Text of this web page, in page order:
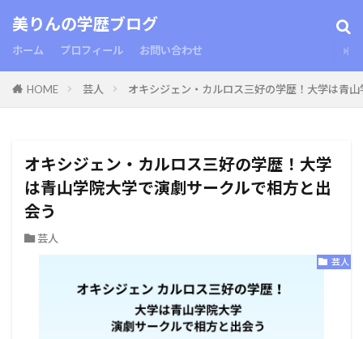
美りんの学歴ブログ
ホーム プロフィール お問い合わせ
HOME 芸人 オキシジェン・カルロス三好の学歴！大学は青
オキシジェン・カルロス三好の学歴！大学
は青山学院大学で演劇サークルで相方と出
会う
芸人
芸人